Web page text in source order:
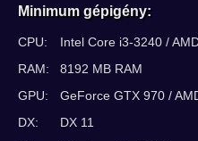
Minimum gépigény:
CPU:
Intel Core i3-3240 /
RAM:
8192 MB RAM
GPU:
GeForce GTX 970 /
DX:
DX 11